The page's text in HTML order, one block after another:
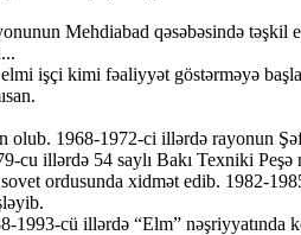
Mehdiabad qəsəbəsində
işçi kimi fəaliyyət göstərməyə
1968-1972-ci illərdə rayonun
illərdə 54 saylı Bakı Texniki Peşə
ordusunda xidmət edib. 1982-
cü illərdə “Elm” nəşriyyatında